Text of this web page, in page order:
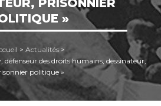
»
> Actualités>
défenseur des droits humains, dessinateur,
politique »